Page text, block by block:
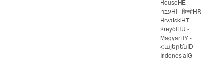
HouseHE -
עבריHI - हिन्दीHR -
HrvatskiHT -
KreyòlHU -
MagyarHY -
ՀայերենID -
IndonesiaIG -